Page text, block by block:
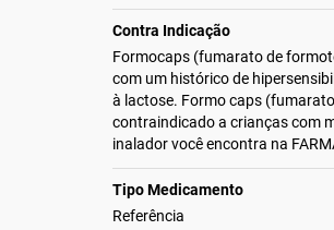
Contra Indicação
Formocaps (fumarato de
com um histórico de
à lactose. Formo caps
contraindicado a crianças com
inalador você encontra na
Tipo Medicamento
Referência